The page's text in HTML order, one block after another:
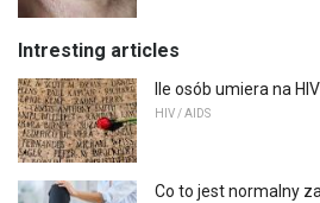
Intresting articles
Ile osób umiera na
HIV / AIDS
Co to jest normalny